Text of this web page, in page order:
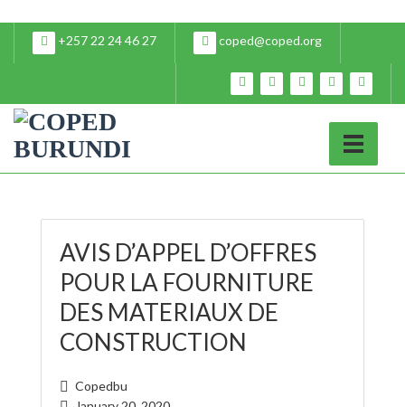
+257 22 24 46 27 coped@coped.org
AVIS D’APPEL D’OFFRES
POUR LA FOURNITURE
DES MATERIAUX DE
CONSTRUCTION
Copedbu